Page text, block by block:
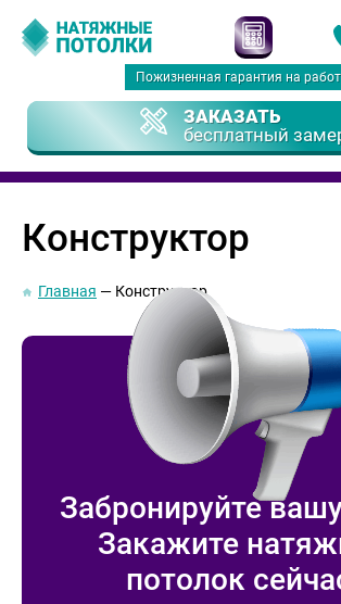
Пожизненная гарантия на
ЗАКАЗАТЬ
бесплатный
Конструктор
Главная Конструктор
Забронируйте
Закажите
потолок